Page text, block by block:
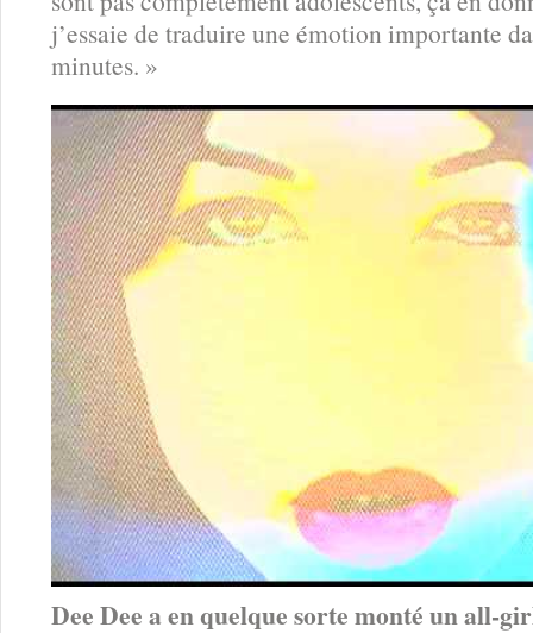
j’essaie de traduire une émotion importante
minutes. »
Dee Dee a en quelque sorte monté un all-